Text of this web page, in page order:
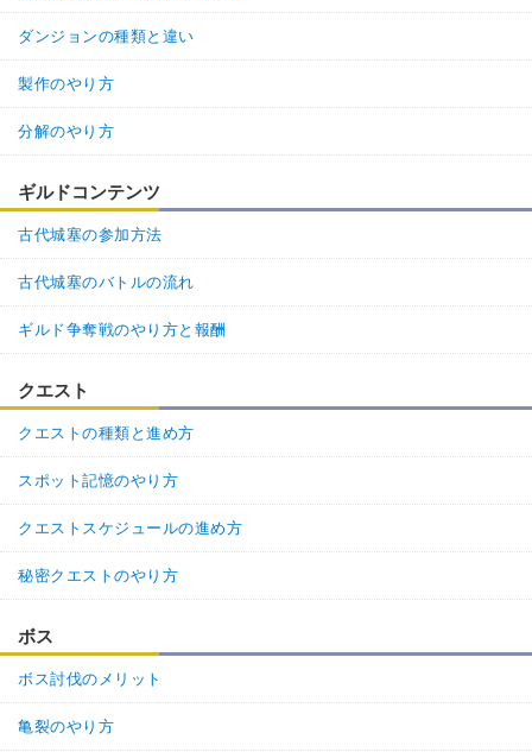
ダンジョンの種類と違い
製作のやり方
分解のやり方
ギルドコンテンツ
古代城塞の参加方法
古代城塞のバトルの流れ
ギルド争奪戦のやり方と報酬
クエスト
クエストの種類と進め方
スポット記憶のやり方
クエストスケジュールの進め方
秘密クエストのやり方
ボス
ボス討伐のメリット
亀裂のやり方